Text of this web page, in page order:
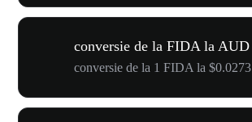
conversie de la FIDA la AUD
conversie de la 1 FIDA la $0.0273